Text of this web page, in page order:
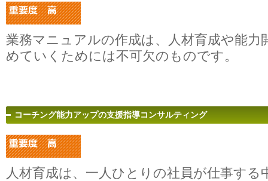
業務マニュアルの作成は、人材育成や能力
めていくためには不可欠のものです。
コーチング能力アップの支援指導コンサルティング
人材育成は、一人ひとりの社員が仕事する